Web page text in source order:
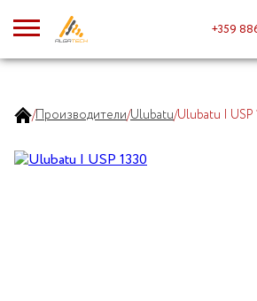
+359
/Производители/Ulubatu/Ulubatu | USP